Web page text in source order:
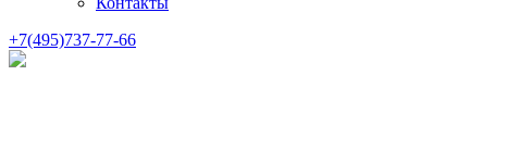
+7(495)737-77-66